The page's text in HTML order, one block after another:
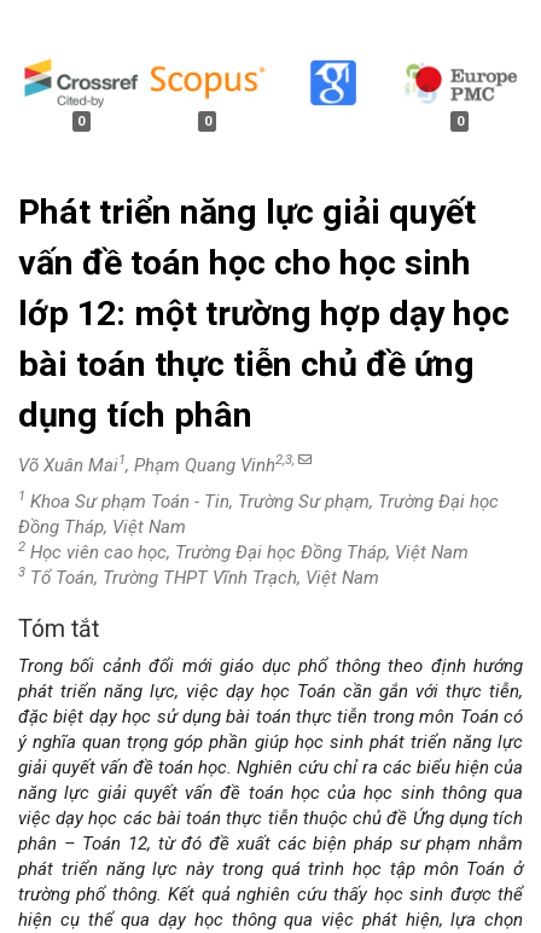
0 0 0
Phát triển năng lực giải quyết
vấn đề toán học cho học sinh
lớp 12: một trường hợp dạy học
bài toán thực tiễn chủ đề ứng
dụng tích phân
Võ Xuân Mai1, Phạm Quang Vinh2,3,
1 Khoa Sư phạm Toán - Tin, Trường Sư phạm, Trường Đại học
Đồng Tháp, Việt Nam
2 Học viên cao học, Trường Đại học Đồng Tháp, Việt Nam
3 Tổ Toán, Trường THPT Vĩnh Trạch, Việt Nam
Nội
dung
chính
của
bài
viết
Tóm tắt
Trong bối cảnh đổi mới giáo dục phổ thông theo định hướng
phát triển năng lực, việc dạy học Toán cần gắn với thực tiễn,
đặc biệt dạy học sử dụng bài toán thực tiễn trong môn Toán có
ý nghĩa quan trọng góp phần giúp học sinh phát triển năng lực
giải quyết vấn đề toán học. Nghiên cứu chỉ ra các biểu hiện của
năng lực giải quyết vấn đề toán học của học sinh thông qua
việc dạy học các bài toán thực tiễn thuộc chủ đề Ứng dụng tích
phân – Toán 12, từ đó đề xuất các biện pháp sư phạm nhằm
phát triển năng lực này trong quá trình học tập môn Toán ở
trường phổ thông. Kết quả nghiên cứu thấy học sinh được thể
hiện cụ thể qua dạy học thông qua việc phát hiện, lựa chọn